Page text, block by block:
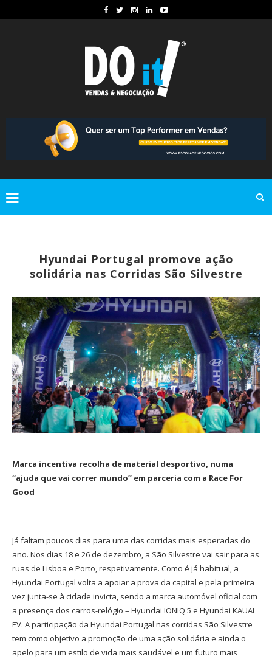
Hyundai Portugal promove ação
solidária nas Corridas São Silvestre
Marca incentiva recolha de material desportivo, numa
“ajuda que vai correr mundo” em parceria com a Race For
Good
Já faltam poucos dias para uma das corridas mais esperadas do
ano. Nos dias 18 e 26 de dezembro, a São Silvestre vai sair para as
ruas de Lisboa e Porto, respetivamente. Como é já habitual, a
Hyundai Portugal volta a apoiar a prova da capital e pela primeira
vez junta-se à cidade invicta, sendo a marca automóvel oficial com
a presença dos carros-relógio – Hyundai IONIQ 5 e Hyundai KAUAI
EV. A participação da Hyundai Portugal nas corridas São Silvestre
tem como objetivo a promoção de uma ação solidária e ainda o
apelo para um estilo de vida mais saudável e um futuro mais